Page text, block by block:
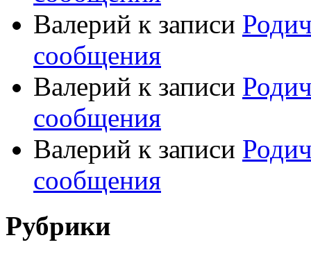
Валерий к записи
сообщения
Валерий к записи
сообщения
Валерий к записи
сообщения
Рубрики